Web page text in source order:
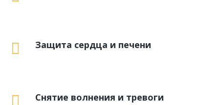
Защита сердца и печени
Снятие волнения и тревоги